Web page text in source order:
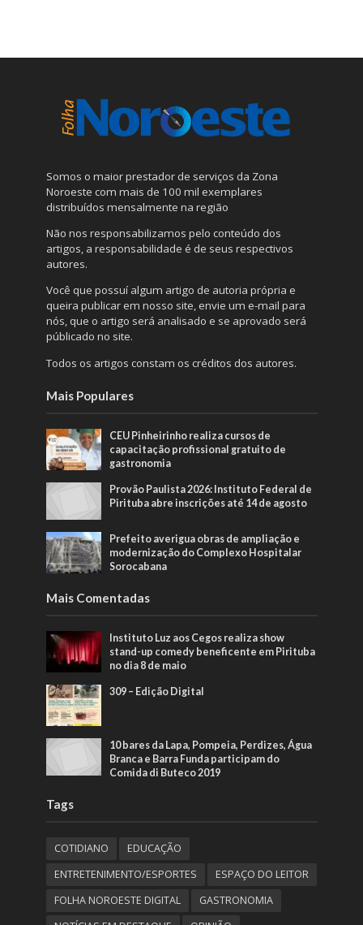
Somos o maior prestador de serviços da Zona
Noroeste com mais de 100 mil exemplares
distribuídos mensalmente na região
Não nos responsabilizamos pelo conteúdo dos
artigos, a responsabilidade é de seus respectivos
autores.
Você que possuí algum artigo de autoria própria e
queira publicar em nosso site, envie um e-mail para
nós, que o artigo será analisado e se aprovado será
públicado no site.
Todos os artigos constam os créditos dos autores.
Mais Populares
CEU Pinheirinho realiza cursos de
capacitação profissional gratuito de
gastronomia
Provão Paulista 2026: Instituto Federal de
Pirituba abre inscrições até 14 de agosto
Prefeito averigua obras de ampliação e
modernização do Complexo Hospitalar
Sorocabana
Mais Comentadas
Instituto Luz aos Cegos realiza show
stand-up comedy beneficente em Pirituba
no dia 8 de maio
309 – Edição Digital
10 bares da Lapa, Pompeia, Perdizes, Água
Branca e Barra Funda participam do
Comida di Buteco 2019
Tags
COTIDIANO
EDUCAÇÃO
ENTRETENIMENTO/ESPORTES
ESPAÇO DO LEITOR
FOLHA NOROESTE DIGITAL
GASTRONOMIA